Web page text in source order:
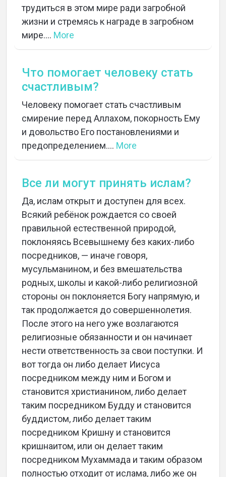
трудиться в этом мире ради загробной
жизни и стремясь к награде в загробном
мире.... More
Что помогает человеку стать
счастливым?
Человеку помогает стать счастливым
смирение перед Аллахом, покорность Ему
и довольство Его постановлениями и
предопределением.... More
Все ли могут принять ислам?
Да, ислам открыт и доступен для всех.
Всякий ребёнок рождается со своей
правильной естественной природой,
поклоняясь Всевышнему без каких-либо
посредников, — иначе говоря,
мусульманином, и без вмешательства
родных, школы и какой-либо религиозной
стороны он поклоняется Богу напрямую, и
так продолжается до совершеннолетия.
После этого на него уже возлагаются
религиозные обязанности и он начинает
нести ответственность за свои поступки. И
вот тогда он либо делает Иисуса
посредником между ним и Богом и
становится христианином, либо делает
таким посредником Будду и становится
буддистом, либо делает таким
посредником Кришну и становится
кришнаитом, или он делает таким
посредником Мухаммада и таким образом
полностью отходит от ислама, либо же он